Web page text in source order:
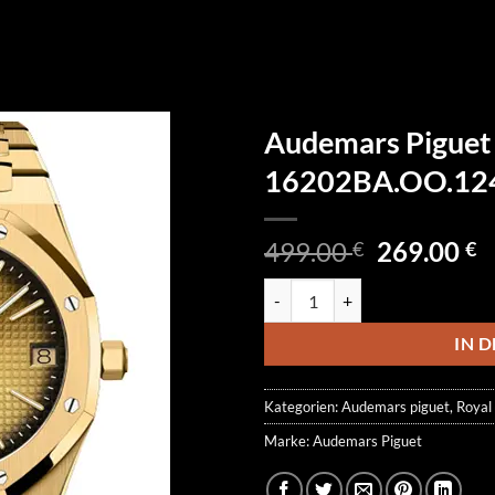
Audemars
499.00€
499.00 €
269.00€
IN
Kategorien:Audemars piguet,
Marke:Audemars Piguet